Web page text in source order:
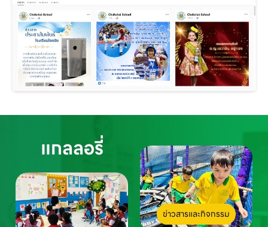
แกลลอรี่
ข่าวสารและกิจกรรม